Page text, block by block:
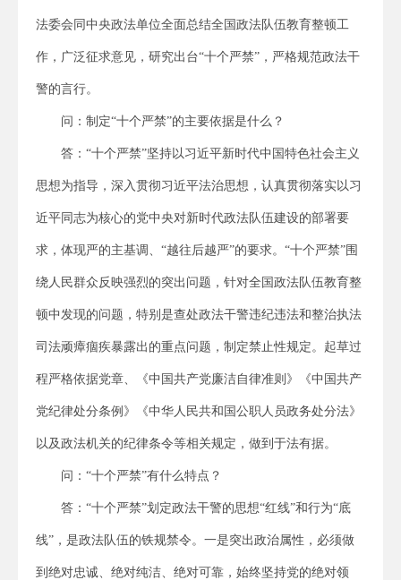
法委会同中央政法单位全面总结全国政法队伍教育整顿工
作，广泛征求意见，研究出台“十个严禁”，严格规范政法干
警的言行。
问：制定“十个严禁”的主要依据是什么？
答：“十个严禁”坚持以习近平新时代中国特色社会主义
思想为指导，深入贯彻习近平法治思想，认真贯彻落实以习
近平同志为核心的党中央对新时代政法队伍建设的部署要
求，体现严的主基调、“越往后越严”的要求。“十个严禁”围
绕人民群众反映强烈的突出问题，针对全国政法队伍教育整
顿中发现的问题，特别是查处政法干警违纪违法和整治执法
司法顽瘴痼疾暴露出的重点问题，制定禁止性规定。起草过
程严格依据党章、《中国共产党廉洁自律准则》《中国共产
党纪律处分条例》《中华人民共和国公职人员政务处分法》
以及政法机关的纪律条令等相关规定，做到于法有据。
问：“十个严禁”有什么特点？
答：“十个严禁”划定政法干警的思想“红线”和行为“底
线”，是政法队伍的铁规禁令。一是突出政治属性，必须做
到绝对忠诚、绝对纯洁、绝对可靠，始终坚持党的绝对领